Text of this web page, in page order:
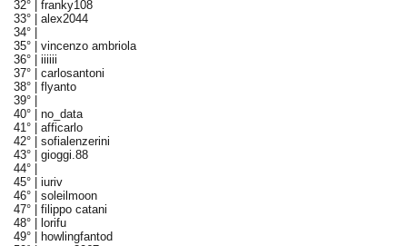
32° | franky108
33° | alex2044
34° |
35° | vincenzo ambriola
36° | iiiiii
37° | carlosantoni
38° | flyanto
39° |
40° | no_data
41° | afficarlo
42° | sofialenzerini
43° | gioggi.88
44° |
45° | iuriv
46° | soleilmoon
47° | filippo catani
48° |
lorifu
49° |
howlingfantod